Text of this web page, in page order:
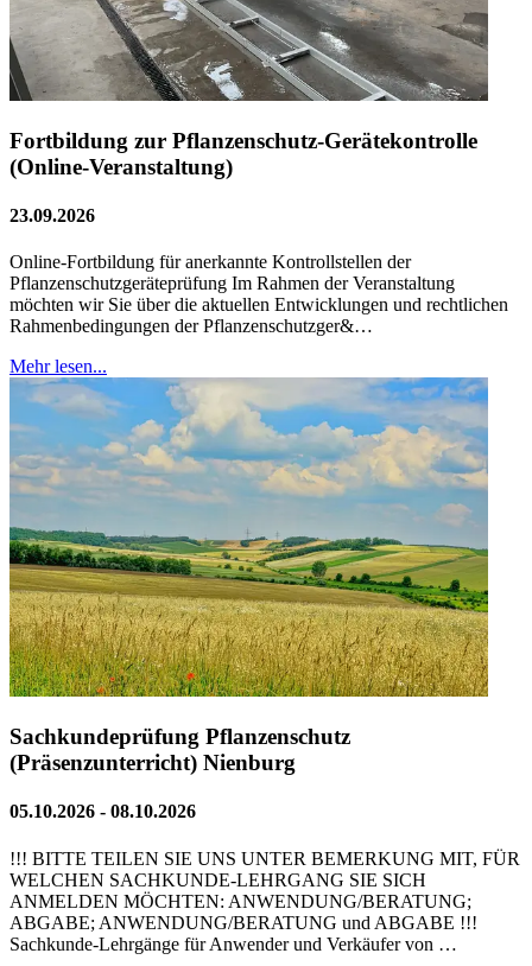
Fortbildung zur Pflanzenschutz-Gerätekontrolle
(Online-Veranstaltung)
23.09.2026
Online-Fortbildung für anerkannte Kontrollstellen der
Pflanzenschutzgeräteprüfung Im Rahmen der Veranstaltung
möchten wir Sie über die aktuellen Entwicklungen und rechtlichen
Rahmenbedingungen der Pflanzenschutzger&…
Mehr lesen...
Sachkundeprüfung Pflanzenschutz
(Präsenzunterricht) Nienburg
05.10.2026 - 08.10.2026
!!! BITTE TEILEN SIE UNS UNTER BEMERKUNG MIT, FÜR
WELCHEN SACHKUNDE-LEHRGANG SIE SICH
ANMELDEN MÖCHTEN: ANWENDUNG/BERATUNG;
ABGABE; ANWENDUNG/BERATUNG und ABGABE !!!
Sachkunde-Lehrgänge für Anwender und Verkäufer von …